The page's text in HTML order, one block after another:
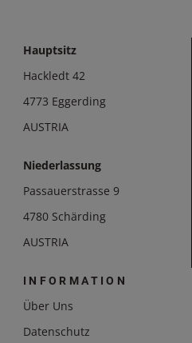
Hauptsitz
Hackledt 42
4773 Eggerding
AUSTRIA
Niederlassung
Passauerstrasse 9
4780 Schärding
AUSTRIA
INFORMATION
Über Uns
Datenschutz